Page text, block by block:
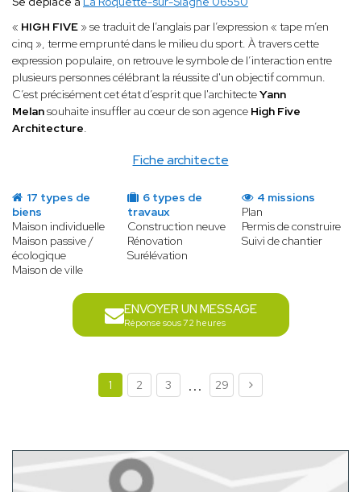
Fiche architecte
« HIGH FIVE » se traduit de l’anglais par l’expression « tape m’en
cinq », terme emprunté dans le milieu du sport. À travers cette
expression populaire, on retrouve le symbole de l’interaction entre
plusieurs personnes célébrant la réussite d'un objectif commun.
C’est précisément cet état d’esprit que l'architecteYann
Melansouhaite insuffler au cœur de son agence High Five
Architecture.
17 types de
biens
Maison individuelle
Maison passive /
écologique
Maison de ville
6 types de
travaux
Construction neuve
Rénovation
Surélévation
4 missions
Plan
Permis de construire
Suivi de chantier
ENVOYER UN MESSAGE
Réponse sous 72 heures
1 2 3 ... 29